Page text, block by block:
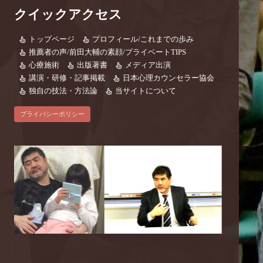
クイックアクセス
トップページ
プロフィール/これまでの歩み
推薦者の声/前田大輔の素顔/プライベートTIPS
心療施術
出版著書
メディア出演
講演・研修・記事掲載
日本心理カウンセラー協会
独自の技法・方法論
当サイトについて
プライバシーポリシー